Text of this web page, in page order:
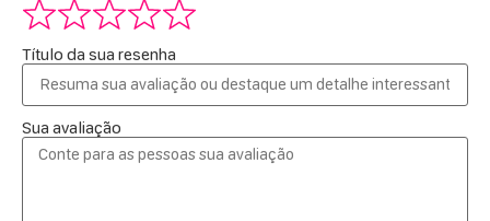
Título da sua resenha
Sua avaliação